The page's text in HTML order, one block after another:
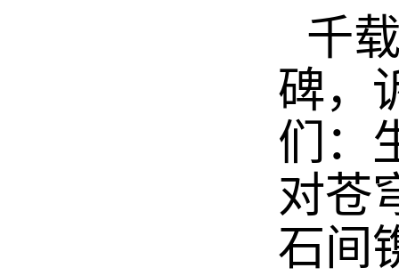
千
碑，
们：
对苍
石间